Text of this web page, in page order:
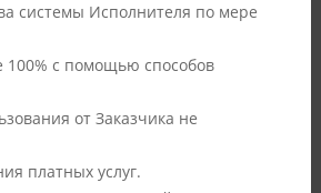
системы Исполнителя по мере
100% с помощью способов
от Заказчика не
платных услуг.